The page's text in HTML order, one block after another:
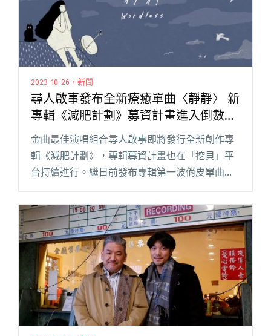
2023-10-26・新聞
尋人啟事發布全新療癒單曲〈靜靜〉 新
專輯《減肥計劃》募資計畫進入倒數階
段
金曲最佳演唱組合尋人啟事即將發行全新創作專
輯《減肥計劃》，專輯募資計畫也在「挖貝」平
台持續進行。繼日前發布專輯第一波俏皮單曲
〈Chubby〉後，隨著募資進入最後倒數階段，尋
人啟事於昨日（10/25）再釋出全新療癒單曲〈靜
靜〉，講述減去語言後閱讀全文 "尋人啟事發布
全新療癒單曲〈靜靜〉 新專輯《減肥計劃》募資
計畫進入倒數階段"